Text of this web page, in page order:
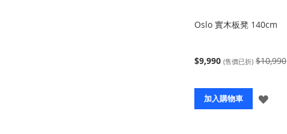
Oslo 實木板凳 140cm
$9,990 (售價已折) $10,990
加入購物車
登